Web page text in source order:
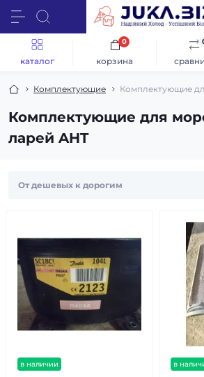
каталог корзина
0
Комплектующие Комплектующие
Комплектующие для
ларей AHT
в наличии в